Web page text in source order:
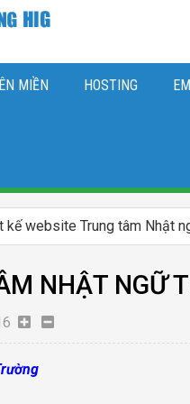
MIỀN HOSTING
kế website Trung tâm Nhật
NHẬT NGỮ